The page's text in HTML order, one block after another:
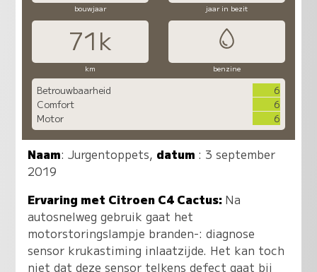
bouwjaar jaar in bezit
71k
km benzine
Betrouwbaarheid
6
Comfort
6
Motor
6
Naam:Jurgentoppets, datum : 3 september
2019
Ervaring met Citroen C4 Cactus: Na
autosnelweg gebruik gaat het
motorstoringslampje branden-: diagnose
sensor krukastiming inlaatzijde. Het kan toch
niet dat deze sensor telkens defect gaat bij